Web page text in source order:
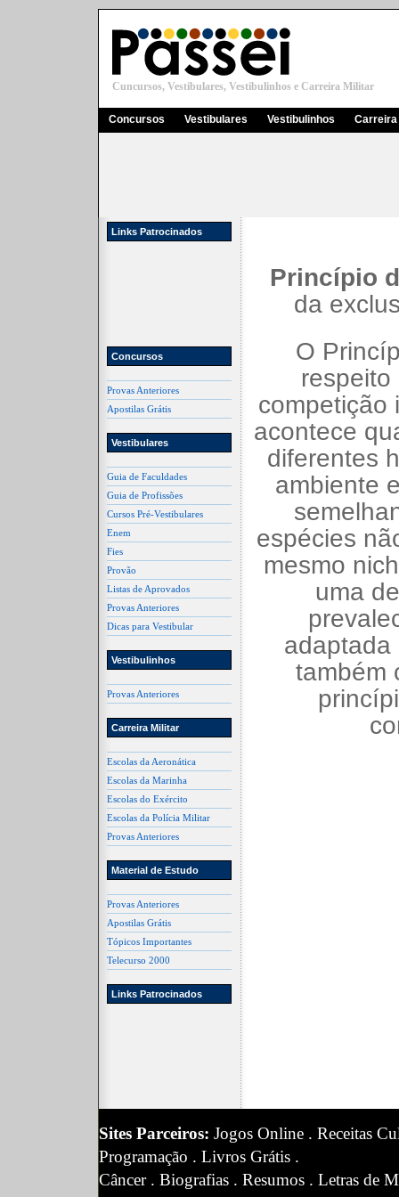
Cuncursos, Vestibulares, Vestibulinhos e Carreira Militar
Concursos Vestibulares Vestibulinhos
Links Patrocinados
Concursos
Provas Anteriores
Apostilas Grátis
Vestibulares
Guia de Faculdades
Guia de Profissões
Cursos Pré-Vestibulares
Enem
Fies
Provão
Listas de Aprovados
Provas Anteriores
Dicas para Vestibular
Vestibulinhos
Provas Anteriores
Carreira Militar
Escolas da Aeronática
Escolas da Marinha
Escolas do Exército
Escolas da Polícia Militar
Provas Anteriores
Material de Estudo
Provas Anteriores
Apostilas Grátis
Tópicos Importantes
Telecurso 2000
Links Patrocinados
Princípio
da
O
competição
acontece
diferentes
ambiente
espécies
mesmo
uma
adaptada
também
Sites Parceiros: Jogos Online . Receitas
Programação . Livros Grátis .
Câncer. Biografias . Resumos . Letras de